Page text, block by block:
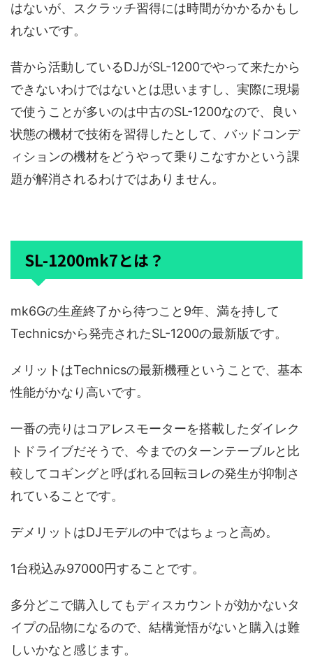
はないが、スクラッチ習得には時間がかかるかもし
れないです。
昔から活動しているDJがSL-1200でやって来たから
できないわけではないとは思いますし、実際に現場
で使うことが多いのは中古のSL-1200なので、良い
状態の機材で技術を習得したとして、バッドコンデ
ィションの機材をどうやって乗りこなすかという課
題が解消されるわけではありません。
SL-1200mk7とは？
mk6Gの生産終了から待つこと9年、満を持して
Technicsから発売されたSL-1200の最新版です。
メリットはTechnicsの最新機種ということで、基本
性能がかなり高いです。
一番の売りはコアレスモーターを搭載したダイレク
トドライブだそうで、今までのターンテーブルと比
較してコギングと呼ばれる回転ヨレの発生が抑制さ
れていることです。
デメリットはDJモデルの中ではちょっと高め。
1台税込み97000円することです。
多分どこで購入してもディスカウントが効かないタ
イプの品物になるので、結構覚悟がないと購入は難
しいかなと感じます。